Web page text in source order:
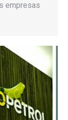
empresas